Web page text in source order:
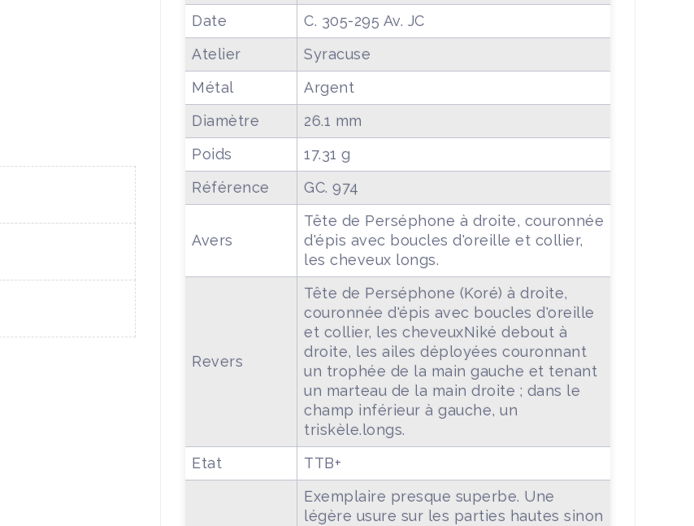
Date
C. 305-295 Av. JC
Atelier
Syracuse
Métal
Argent
Diamètre
26.1 mm
Poids
17.31 g
Référence
GC. 974
Avers
Tête de Perséphone à droite, couronnée
d'épis avec boucles d'oreille et collier,
les cheveux longs.
Revers
Tête de Perséphone (Koré) à droite,
couronnée d'épis avec boucles d'oreille
et collier, les cheveuxNiké debout à
droite, les ailes déployées couronnant
un trophée de la main gauche et tenant
un marteau de la main droite ; dans le
champ inférieur à gauche, un
triskèle.longs.
Etat
TTB+
Exemplaire presque superbe. Une
légère usure sur les parties hautes sinon